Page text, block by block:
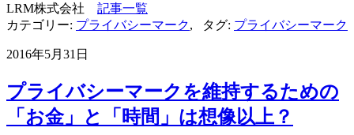
LRM株式会社 記事一覧
カテゴリー: プライバシーマーク, タグ: プライバシーマーク
2016年5月31日
プライバシーマークを維持するための
「お金」と「時間」は想像以上？